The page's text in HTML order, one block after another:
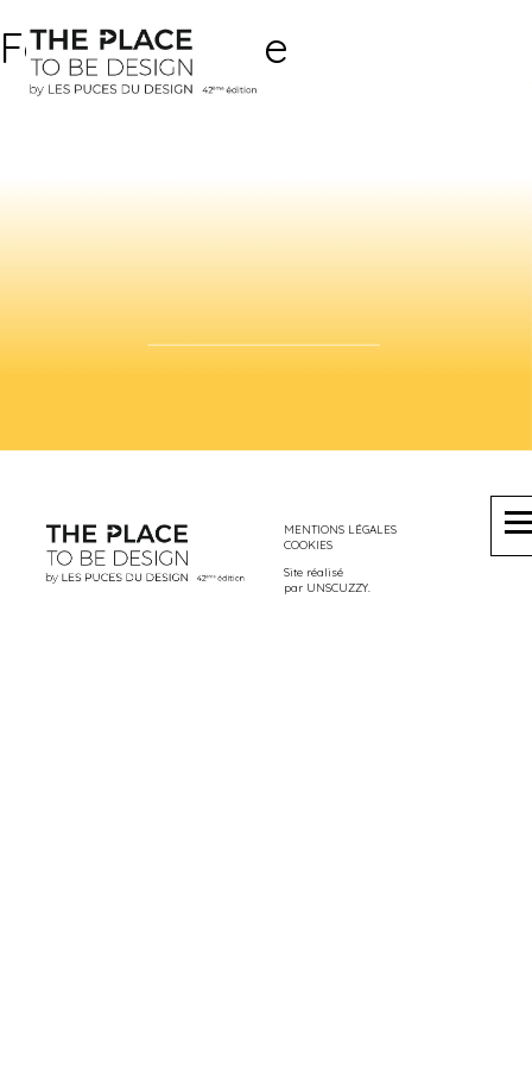
Fond Degrade
MENTIONS LÉGALES
COOKIES
Site réalisé
par UNSCUZZY